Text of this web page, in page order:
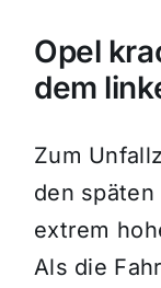
Opel
dem
Zum
den
extrem
Als die